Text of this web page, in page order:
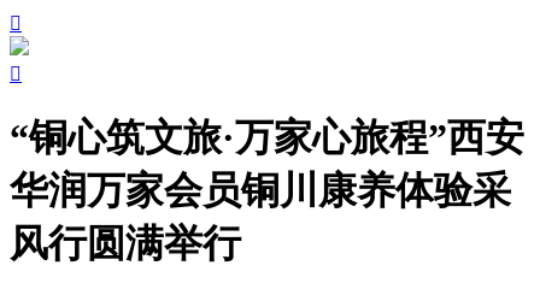


“铜心筑文旅·万家心旅程”西安
华润万家会员铜川康养体验采
风行圆满举行